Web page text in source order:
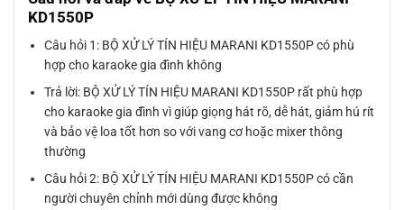
KD1550P
Câu hỏi 1: BỘ XỬ LÝ TÍN HIỆU MARANI KD1550P có phù
hợp cho karaoke gia đình không
Trả lời: BỘ XỬ LÝ TÍN HIỆU MARANI KD1550P rất phù hợp
cho karaoke gia đình vì giúp giọng hát rõ, dễ hát, giảm hú rít
và bảo vệ loa tốt hơn so với vang cơ hoặc mixer thông
thường
Câu hỏi 2: BỘ XỬ LÝ TÍN HIỆU MARANI KD1550P có cần
người chuyên chỉnh mới dùng được không